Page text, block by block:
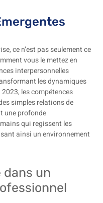
ce n’est pas seulement ce
vous le mettez en
interpersonnelles
les dynamiques
les compétences
simples relations de
une profonde
qui regissent les
ainsi un environnement
dans un